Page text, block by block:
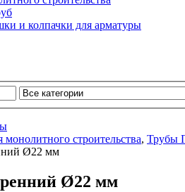
и колпачки для арматуры
строительства, Трубы
Ø22 мм
Ø22 мм